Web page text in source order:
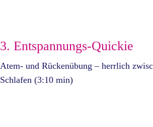
3. Entspannungs-Quickie
Atem- und Rückenübung – herrlich
Schlafen (3:10 min)